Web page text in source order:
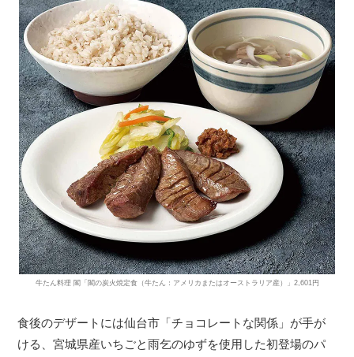
牛たん料理 閣「閣の炭火焼定食（牛たん：アメリカまたはオーストラリア産）」2,601円
食後のデザートには仙台市「チョコレートな関係」が手が
ける、宮城県産いちごと雨乞のゆずを使用した初登場のパ